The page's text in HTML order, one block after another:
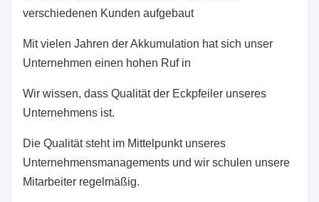
verschiedenen Kunden aufgebaut
Mit vielen Jahren der Akkumulation hat sich unser
Unternehmen einen hohen Ruf in
Wir wissen, dass Qualität der Eckpfeiler unseres
Unternehmens ist.
Die Qualität steht im Mittelpunkt unseres
Unternehmensmanagements und wir schulen unsere
Mitarbeiter regelmäßig.